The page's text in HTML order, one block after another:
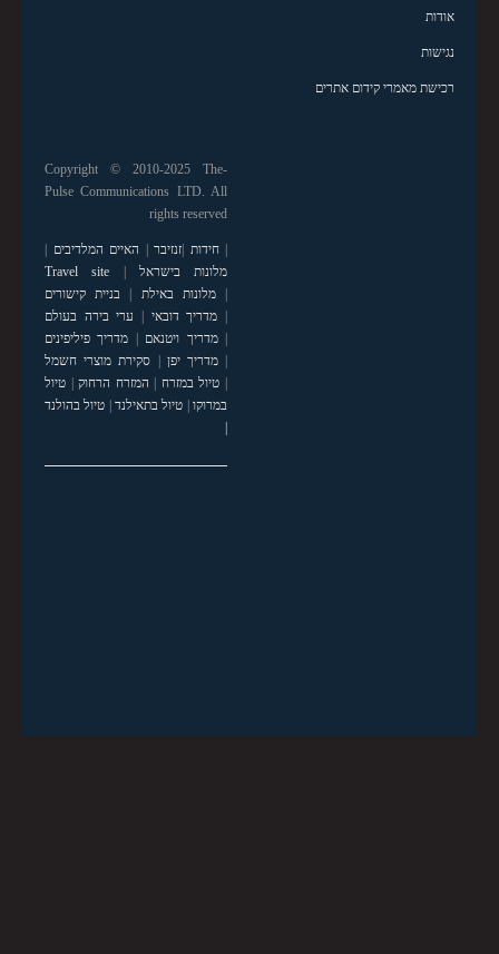
אודות
נגישות
רכישת מאמרי קידום אתרים
Copyright © 2010-2025 The-
Pulse Communications LTD. All
rights reserved
|חידות |זנזיבר | האיים המלדיבים |
מלונות בישראל |
Travel site
|מלונות באילת | בניית קישורים
| מדריך דובאי | ערי בירה בעולם
|מדריך ויטנאם | מדריך פיליפינים
|מדריך יפן | סקירת מוצרי חשמל
| טיול במזרח | המזרח הרחוק| טיול
במרוקו| טיול בתאילנד| טיול בהולנד
|